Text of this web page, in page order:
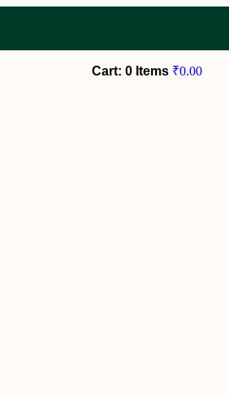
Cart: 0 Items ₹0.00